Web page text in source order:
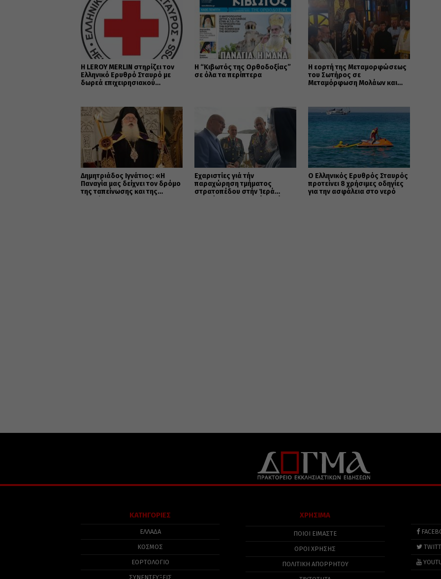
Η LEROY MERLIN στηρίζει τον
Ελληνικό Ερυθρό Σταυρό με
δωρεά επιχειρησιακού
καταστροφικών πυρκαγιών
Η “Κιβωτός της Ορθοδοξίας”
σε όλα τα περίπτερα
Η εορτή της Μεταμορφώσεως
του Σωτήρος σε
Μεταμόρφωση Μολάων και
Δημητριάδος Ιγνάτιος: «Η
Παναγία μας δείχνει τον δρόμο
της ταπείνωσης και της
Εὐχαριστίες γιά τήν
παραχώρηση τμήματος
στρατοπέδου στήν Ἱερά
Ο Ελληνικός Ερυθρός Σταυρός
προτείνει 8 χρήσιμες οδηγίες
για την ασφάλεια στο νερό
ΚΑΤΗΓΟΡΙΕΣ
ΕΛΛΑΔΑ
ΚΟΣΜΟΣ
ΕΟΡΤΟΛΟΓΙΟ
ΣΥΝΕΝΤΕΥΞΕΙΣ
ΧΡΗΣΙΜΑ
ΠΟΙΟΙ ΕΙΜΑΣΤΕ
ΟΡΟΙ ΧΡΗΣΗΣ
ΠΟΛΙΤΙΚΉ ΑΠΟΡΡΉΤΟΥ